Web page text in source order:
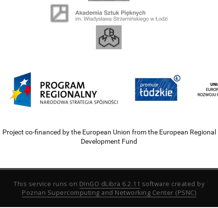
Project co-financed by the European Union from the European Regional
Development Fund
This service runs on DInGO dLibra 6.2.11 software created by
Poznan Supercomputing and Networking Center (PSNC)